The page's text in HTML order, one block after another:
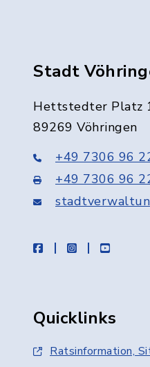
Stadt
Hettstedter Platz
89269 Vöhringen
+49 7306 96
+49 7306 96
facebookinstagramyoutube
Quicklinks
Ratsinformation,